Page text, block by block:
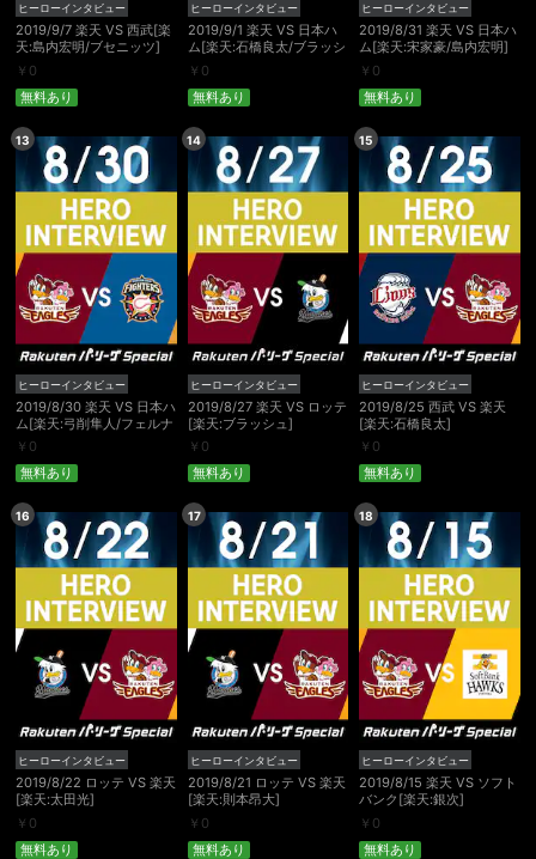
会員設定 会員情報
会員情報変更
基本情報、本人連絡先、パスワード 、クレ
ジットカード情報の変更が可能です。
決済方法変更 決済方法の変更が可能です。
購入明細 ４ヵ月分の購入明細の確認が可能です。
Myクーポン
現在獲得済みのお得なクーポンを確認でき
購入履歴
レンタル、購入、定額見放題の購入履歴の
確認が可能です。こちらから視聴いただく
と便利です。
お気に入り
お気に入りに登録した作品を確認できま
す。お気に入りに追加した作品の削除も可
能です。
閲覧履歴
サイト内の閲覧履歴を確認できます。履歴
の削除も可能です。
視聴年齢制限
サイト内で表示される作品の表示制限が可
能です。5段階の年齢区分から選択できま
す。
ヒーローインタビュー
2019/9/7 楽天 VS 西武[楽
天:島内宏明/ブセニッツ]
￥ 0
無料あり
ヒーローインタビュー
2019/9/1 楽天 VS 日本ハ
ム[楽天:石橋良太/ブラッシ
ュ]
￥ 0
無料あり
ヒーローインタビュー
2019/8/31 楽天 VS 日本ハ
ム[楽天:宋家豪/島内宏明]
￥ 0
無料あり
ヒーローインタビュー
13
2019/8/30 楽天 VS 日本ハ
ム[楽天:弓削隼人/フェルナ
ンド]
￥ 0
無料あり
ヒーローインタビュー
14
2019/8/27 楽天 VS ロッテ
[楽天:ブラッシュ]
￥ 0
無料あり
ヒーローインタビュー
15
2019/8/25 西武 VS 楽天
[楽天:石橋良太]
￥ 0
無料あり
ヒーローインタビュー
16
2019/8/22 ロッテ VS 楽天
[楽天:太田光]
￥ 0
無料あり
ヒーローインタビュー
17
2019/8/21 ロッテ VS 楽天
[楽天:則本昂大]
￥ 0
無料あり
ヒーローインタビュー
18
2019/8/15 楽天 VS ソフト
バンク[楽天:銀次]
￥ 0
無料あり